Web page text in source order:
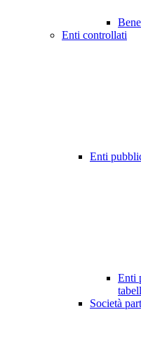
Enti controllati
Enti
Enti
Società